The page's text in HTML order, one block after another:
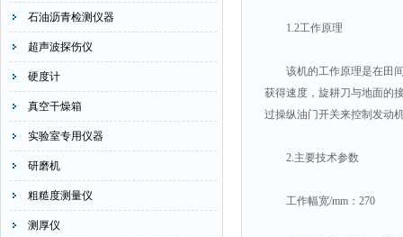
石油沥青检测仪器
超声波探伤仪
硬度计
真空干燥箱
实验室专用仪器
研磨机
粗糙度测量仪
测厚仪
1.2工作原理
该机的工作原理是在田间
获得速度，旋耕刀与地面的
过操纵油门开关来控制发动
2.主要技术参数
工作幅宽/mm：270